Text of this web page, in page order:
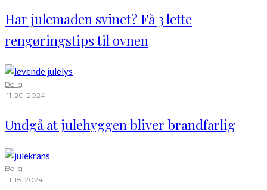
Har julemaden svinet? Få 3 lette
rengøringstips til ovnen
Bolig
·11-20-2024
Undgå at julehyggen bliver brandfarlig
Bolig
·11-18-2024